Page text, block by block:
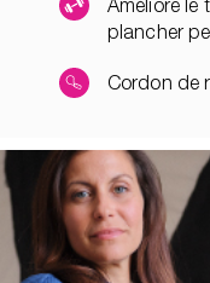
Améliore le
plancher
Cordon de